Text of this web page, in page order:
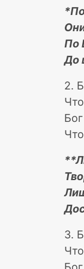
По
До
2.
3.